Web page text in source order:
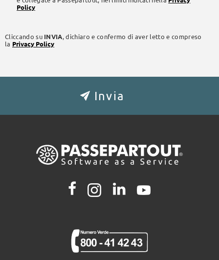
Policy
Cliccando su INVIA, dichiaro e confermo di aver letto e compreso
la Privacy Policy